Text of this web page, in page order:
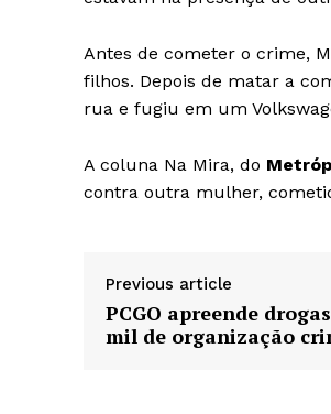
Antes de cometer o crime,
filhos. Depois de matar a
rua e fugiu em um
A coluna Na Mira, do
contra outra mulher,
Previous article
PCGO apreende
mil de organização